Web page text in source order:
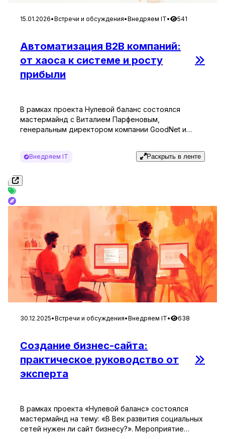
15.01.2026•Встречи и обсуждения•Внедряем IT• 541
Автоматизация B2B компаний:
от хаоса к системе и росту
прибыли
В рамках проекта Нулевой баланс состоялся
мастермайнд с Виталием Парфеновым,
генеральным директором компании GoodNet и
среднего и малого бизнеса. Виталий Парфенов
специализируется на комплексной автоматизации
выстраивания процессов найма и обучения
Внедряем IT Раскрыть в ленте
30.12.2025•Встречи и обсуждения•Внедряем IT• 638
Создание бизнес-сайта:
практическое руководство от
эксперта
В рамках проекта «Нулевой баланс» состоялся
мастермайнд на тему: «В Век развития социальных
сетей нужен ли сайт бизнесу?». Мероприятие